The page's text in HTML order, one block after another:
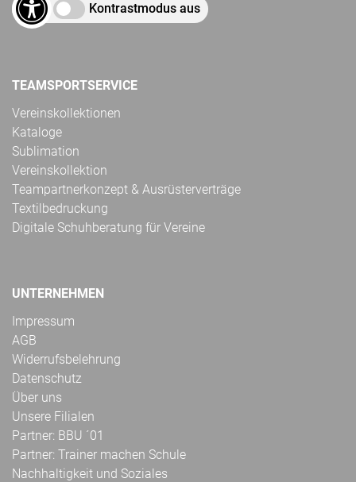
Kontrastmodus aus
TEAMSPORTSERVICE
Vereinskollektionen
Kataloge
Sublimation
Vereinskollektion
Teampartnerkonzept & Ausrüsterverträge
Textilbedruckung
Digitale Schuhberatung für Vereine
UNTERNEHMEN
Impressum
AGB
Widerrufsbelehrung
Datenschutz
Über uns
Unsere Filialen
Partner: BBU ´01
Partner: Trainer machen Schule
Nachhaltigkeit und Soziales